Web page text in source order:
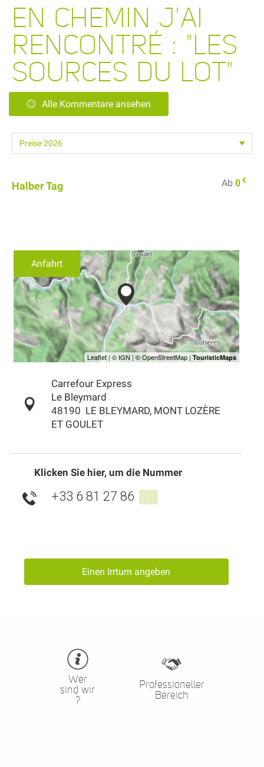
EN CHEMIN J'AI
RENCONTRÉ : "LES
SOURCES DU LOT"
Alle Kommentare ansehen
Halber Tag Ab 0 €
Anfahrt
Carrefour Express
Le Bleymard
48190 LE BLEYMARD, MONT LOZÈRE
ET GOULET
Klicken Sie hier, um die Nummer
+33 6 81 27 86 ▒▒
Einen Irrtum angeben
Wer
sind wir
?
Professioneller
Bereich